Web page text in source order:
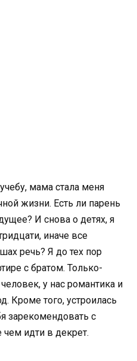
мама стала меня
жизни. Есть ли парень
И снова о детях, я
иначе все
речь? Я до тех пор
с братом. Только-
у нас романтика и
Кроме того, устроилась
зарекомендовать с
идти в декрет.